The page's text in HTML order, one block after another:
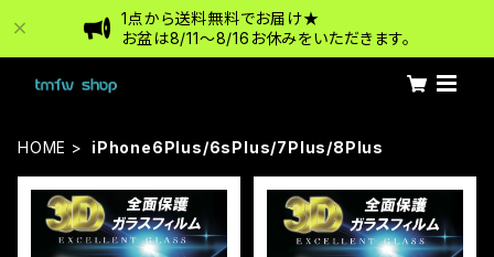
1点から送料無料でお届け★
お盆は8/11〜8/16お休みをいただきます。
HOME iPhone6Plus/6sPlus/7Plus/8Plus